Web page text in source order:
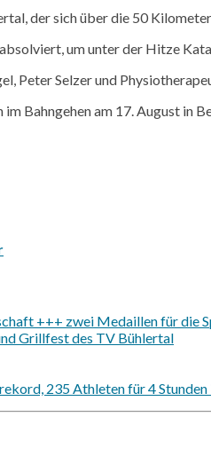
der sich über die 50
um unter der Hitze
, PeterSelzerund
Bahngehen am 17. August in
+++ zwei Medaillen für die
Grillfest des TV Bühlertal
235 Athleten für 4